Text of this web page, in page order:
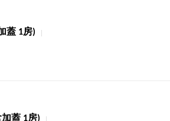
蓋 1房)
蓋 1房)